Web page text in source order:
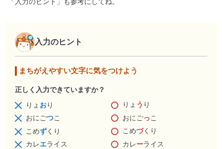
入力のヒント
まちがえやすい文字に気をつけよう
正しく入力できていますか？
りょ おり りょ う り
おにごつこ おにごっこ
こめずくり こめづくり
カレエライス カレーライス